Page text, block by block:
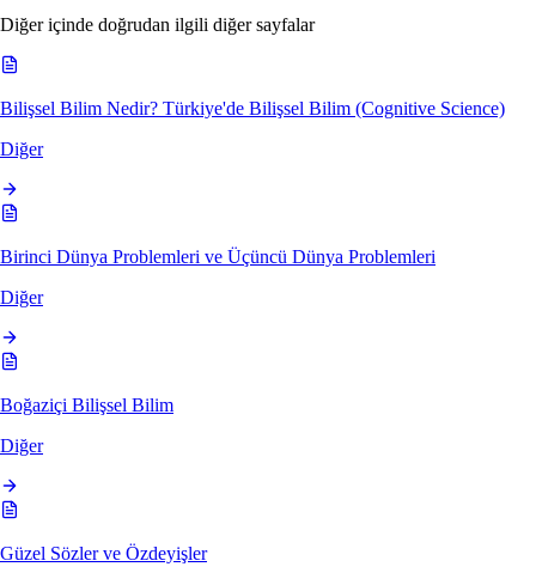
Diğer içinde doğrudan ilgili diğer sayfalar
Bilişsel Bilim Nedir? Türkiye'de Bilişsel Bilim (Cognitive Science)
Diğer
Birinci Dünya Problemleri ve Üçüncü Dünya Problemleri
Diğer
Boğaziçi Bilişsel Bilim
Diğer
Güzel Sözler ve Özdeyişler